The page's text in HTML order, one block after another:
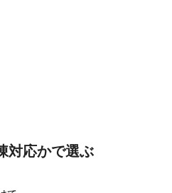
対応かで選ぶ